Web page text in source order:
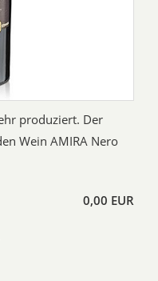
produziert. Der
Wein AMIRA Nero
0,00 EUR